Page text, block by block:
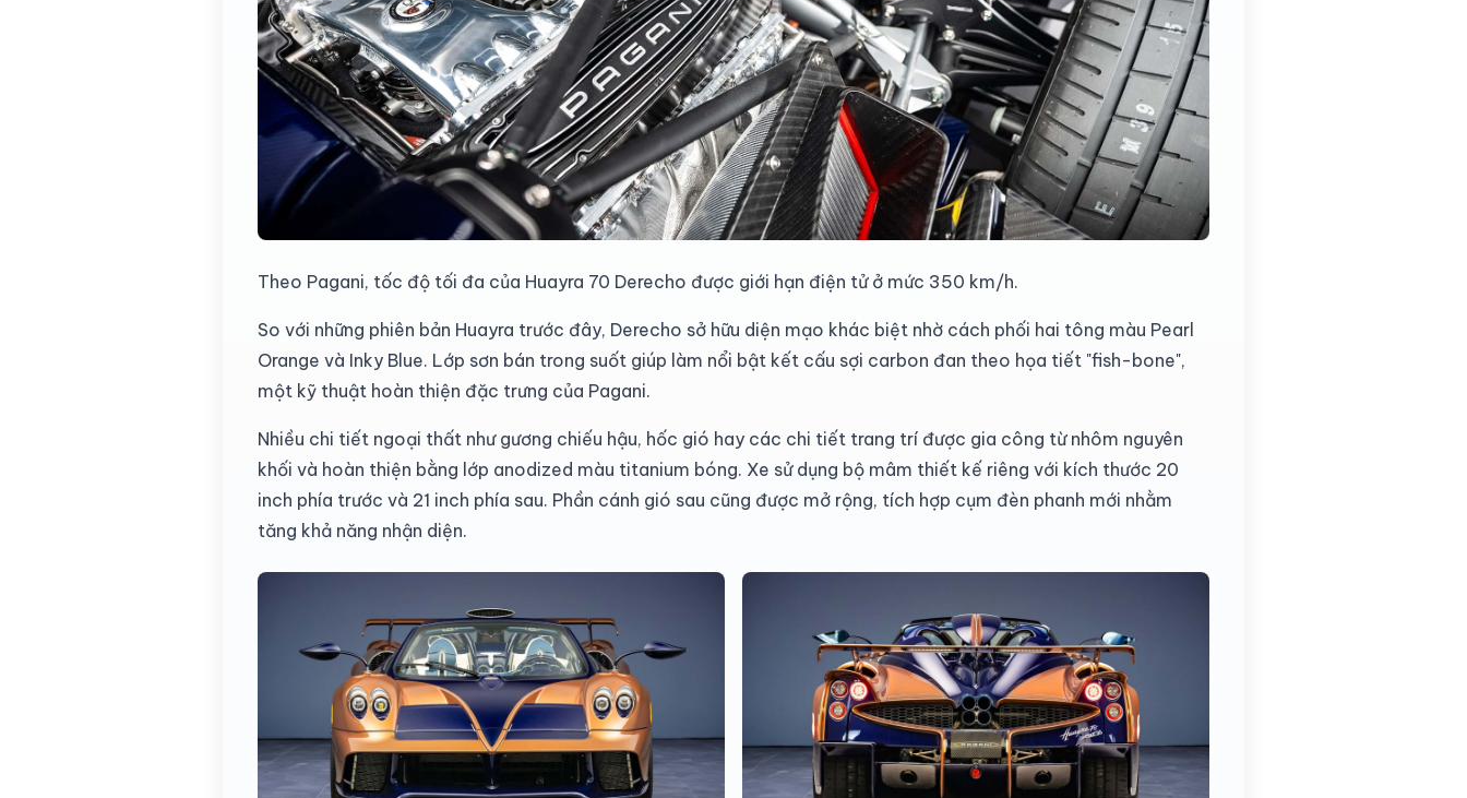
Theo Pagani, tốc độ tối đa của Huayra 70 Derecho được giới hạn điện tử ở mức 350 km/h.
So với những phiên bản Huayra trước đây, Derecho sở hữu diện mạo khác biệt nhờ cách phối hai tông màu Pearl
Orange và Inky Blue. Lớp sơn bán trong suốt giúp làm nổi bật kết cấu sợi carbon đan theo họa tiết "fish-bone",
một kỹ thuật hoàn thiện đặc trưng của Pagani.
Nhiều chi tiết ngoại thất như gương chiếu hậu, hốc gió hay các chi tiết trang trí được gia công từ nhôm nguyên
khối và hoàn thiện bằng lớp anodized màu titanium bóng. Xe sử dụng bộ mâm thiết kế riêng với kích thước 20
inch phía trước và 21 inch phía sau. Phần cánh gió sau cũng được mở rộng, tích hợp cụm đèn phanh mới nhằm
tăng khả năng nhận diện.